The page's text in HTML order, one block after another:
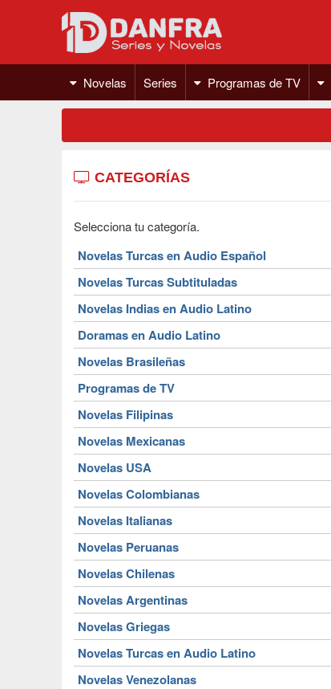
Novelas Series Programas de TV
CATEGORÍAS
Selecciona tu categoría.
Novelas Turcas en Audio Español
Novelas Turcas Subtituladas
Novelas Indias en Audio Latino
Doramas en Audio Latino
Novelas Brasileñas
Programas de TV
Novelas Filipinas
Novelas Mexicanas
Novelas USA
Novelas Colombianas
Novelas Italianas
Novelas Peruanas
Novelas Chilenas
Novelas Argentinas
Novelas Griegas
Novelas Turcas en Audio Latino
Novelas Venezolanas